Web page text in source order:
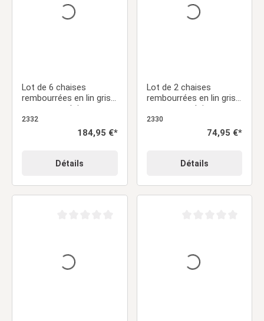
Lot de 6 chaises
rembourrées en lin gris
sans accoudoirs –
Chaises de salle à
manger modernes
2332
Prix régulier :
184,95 €*
Détails
Lot de 2 chaises
rembourrées en lin gris
sans accoudoirs –
Chaises de salle à
manger modernes
2330
Prix régulier :
74,95 €*
Détails